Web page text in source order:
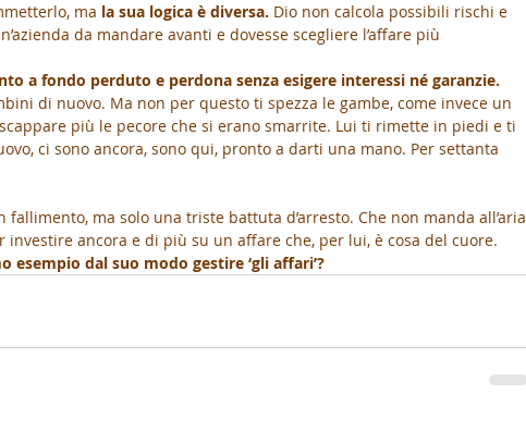
ma la sua logica è diversa. Dio non calcola possibili rischi e
da mandare avanti e dovesse scegliere l’affare più
a fondo perduto e perdona senza esigere interessi né garanzie.
di nuovo. Ma non per questo ti spezza le gambe, come invece un
più le pecore che si erano smarrite. Lui ti rimette in piedi e ti
ci sono ancora, sono qui, pronto a darti una mano. Per settanta
ma solo una triste battuta d’arresto. Che non manda all’aria
ancora e di più su un affare che, per lui, è cosa del cuore.
esempio dal suo modo gestire ‘gli affari’?